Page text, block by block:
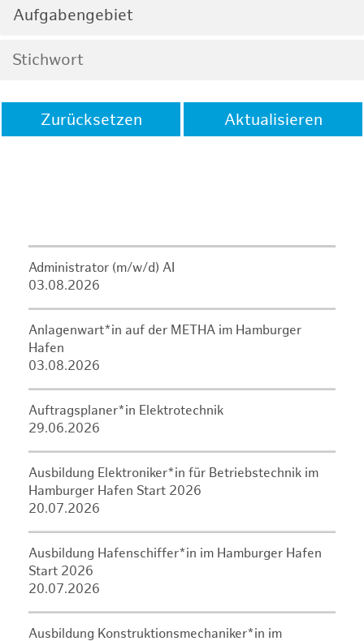
Aufgabengebiet
Zurücksetzen Aktualisieren
Administrator (m/w/d) AI
03.08.2026
Anlagenwart*in auf der METHA im Hamburger
Hafen
03.08.2026
Auftragsplaner*in Elektrotechnik
29.06.2026
Ausbildung Elektroniker*in für Betriebstechnik im
Hamburger Hafen Start 2026
20.07.2026
Ausbildung Hafenschiffer*in im Hamburger Hafen
Start 2026
20.07.2026
Ausbildung Konstruktionsmechaniker*in im